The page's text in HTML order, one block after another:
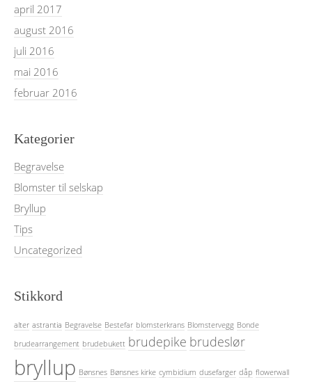
april 2017
august 2016
juli 2016
mai 2016
februar 2016
Kategorier
Begravelse
Blomster til selskap
Bryllup
Tips
Uncategorized
Stikkord
alter astrantia Begravelse Bestefar blomsterkrans Blomstervegg Bonde
brudearrangement brudebukett brudepike brudeslør
bryllup Bønsnes Bønsnes kirke cymbidium dusefarger dåp flowerwall